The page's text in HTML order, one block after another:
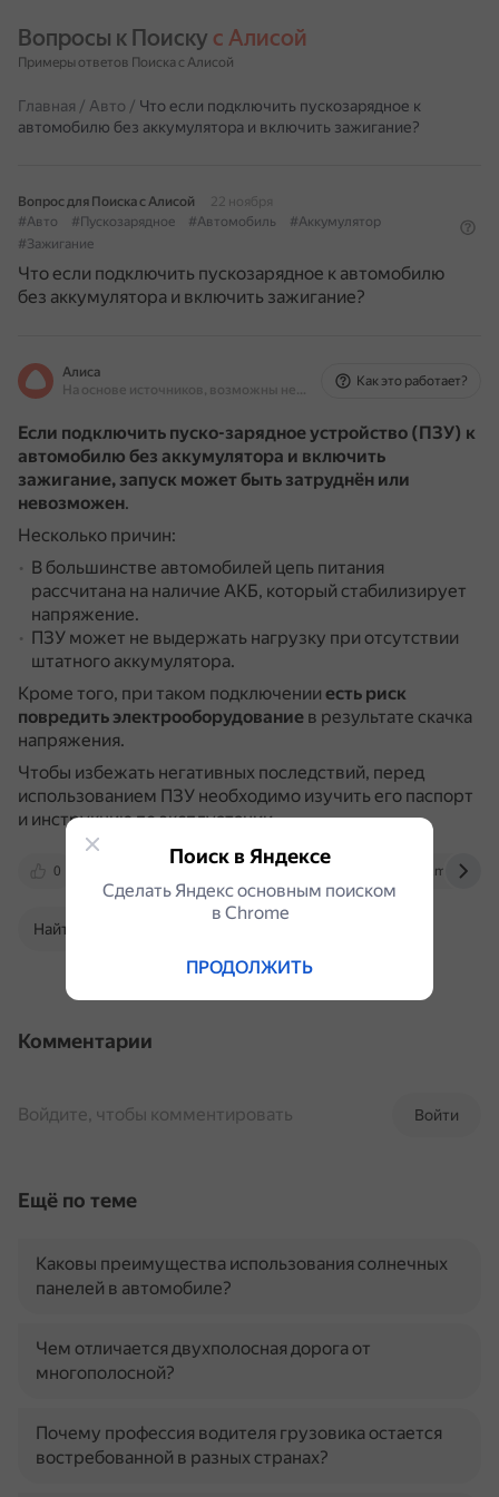
Вопросы к Поиску с Алисой
Примеры ответов Поиска с Алисой
Главная / Авто / Что если подключить пускозарядное к
автомобилю без аккумулятора и включить зажигание?
Вопрос для Поиска с Алисой
22 ноября
#Авто
#Пускозарядное #Автомобиль
#Аккумулятор
#Зажигание
Что если подключить пускозарядное к автомобилю
без аккумулятора и включить зажигание?
Алиса
На основе источников, возможны неточности
Как это работает?
Если подключить пуско-зарядное устройство (ПЗУ) к
автомобилю без аккумулятора и включить
зажигание, запуск может быть затруднён или
невозможен.
Несколько причин:
В большинстве автомобилей цепь питания
рассчитана на наличие АКБ, который стабилизирует
напряжение.
ПЗУ может не выдержать нагрузку при отсутствии
штатного аккумулятора.
Кроме того, при таком подключении есть риск
повредить электрооборудование в результате скачка
напряжения.
Чтобы избежать негативных последствий, перед
использованием ПЗУ необходимо изучить его паспорт
и инструкцию по эксплуатации.
0 www.kp.ru otvet.mail.ru
Найти в Поиске
Комментарии
Войти
Войдите, чтобы комментировать
Ещё по теме
Каковы преимущества использования солнечных
панелей в автомобиле?
Чем отличается двухполосная дорога от
многополосной?
Почему профессия водителя грузовика остается
востребованной в разных странах?
Поиск в Яндексе
Сделать Яндекс основным поиском
в Сhrome
ПРОДОЛЖИТЬ